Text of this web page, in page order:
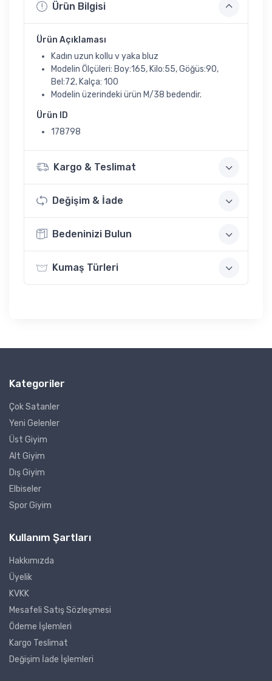
Ürün Bilgisi
Ürün Açıklaması
Kadın uzun kollu v yaka bluz
Modelin Ölçüleri: Boy:165, Kilo:55, Göğüs:90,
Bel:72, Kalça: 100
Modelin üzerindeki ürün M/38 bedendir.
Ürün ID
178798
Kargo & Teslimat
Değişim & İade
Bedeninizi Bulun
Kumaş Türleri
Kategoriler
Çok Satanler
Yeni Gelenler
Üst Giyim
Alt Giyim
Dış Giyim
Elbiseler
Spor Giyim
Kullanım Şartları
Hakkımızda
Üyelik
KVKK
Mesafeli Satış Sözleşmesi
Ödeme İşlemleri
Kargo Teslimat
Değişim İade İşlemleri